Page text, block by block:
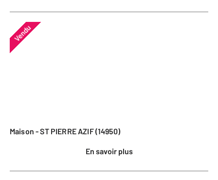
Vendu
Maison - ST PIERRE AZIF (14950)
En savoir plus